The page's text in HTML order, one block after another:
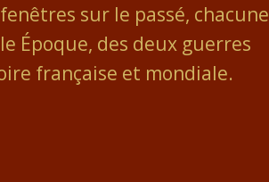
sur le passé, chacune
Époque, des deux guerres
française et mondiale.